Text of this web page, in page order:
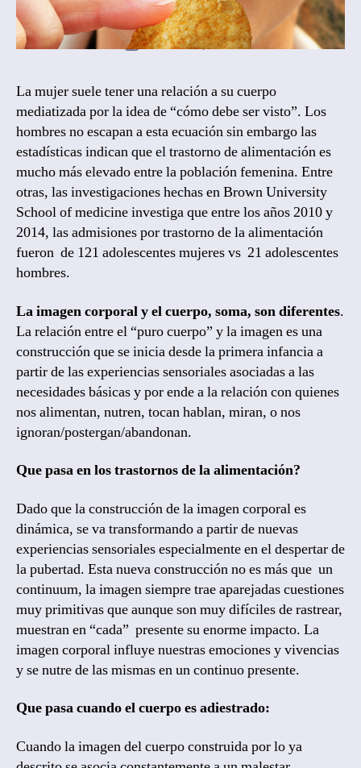
Post
author
ByLaura Coogan, Psicoterapeuta
PostOctober 7, 2018
La mujer suele tener una relación a su cuerpo
mediatizada por la idea de “cómo debe ser visto”. Los
hombres no escapan a esta ecuación sin embargo las
estadísticas indican que el trastorno de alimentación es
mucho más elevado entre la población femenina. Entre
otras, las investigaciones hechas en Brown University
School of medicine investiga que entre los años 2010 y
2014, las admisiones por trastorno de la alimentación
fueron de 121 adolescentes mujeres vs 21 adolescentes
hombres.
La imagen corporal y el cuerpo, soma, son diferentes.
La relación entre el “puro cuerpo” y la imagen es una
construcción que se inicia desde la primera infancia a
partir de las experiencias sensoriales asociadas a las
necesidades básicas y por ende a la relación con quienes
nos alimentan, nutren, tocan hablan, miran, o nos
ignoran/postergan/abandonan.
Que pasa en los trastornos de la alimentación?
Dado que la construcción de la imagen corporal es
dinámica, se va transformando a partir de nuevas
experiencias sensoriales especialmente en el despertar de
la pubertad. Esta nueva construcción no es más que un
continuum, la imagen siempre trae aparejadas cuestiones
muy primitivas que aunque son muy difíciles de rastrear,
muestran en “cada” presente su enorme impacto. La
imagen corporal influye nuestras emociones y vivencias
y se nutre de las mismas en un continuo presente.
Que pasa cuando el cuerpo es adiestrado:
Cuando la imagen del cuerpo construida por lo ya